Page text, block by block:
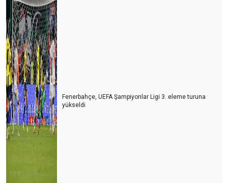
Fenerbahçe, UEFA Şampiyonlar Ligi 3. eleme turuna
yükseldi